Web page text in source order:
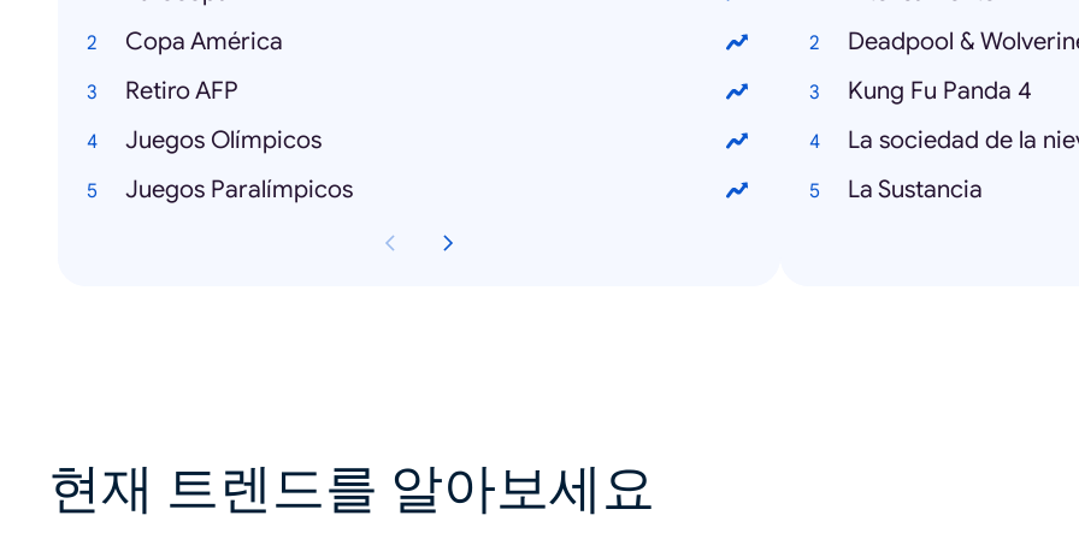
Copa América
Retiro AFP
Juegos Olímpicos
Juegos Paralímpicos
Deadpool &
Kung Fu Panda 4
La sociedad de la
La Sustancia
현재 트렌드를 알아보세요